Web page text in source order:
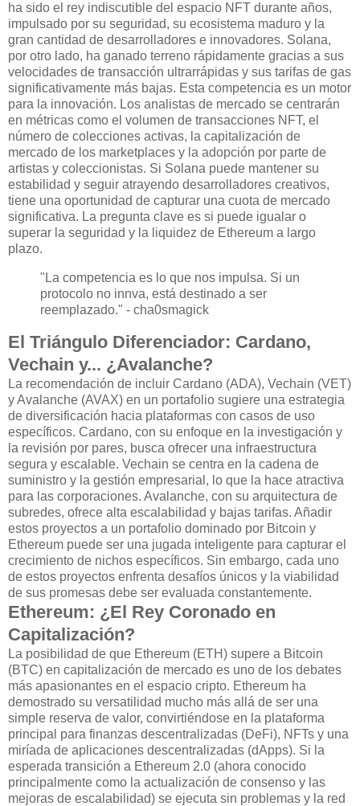
ha sido el rey indiscutible del espacio NFT durante años,
impulsado por su seguridad, su ecosistema maduro y la
gran cantidad de desarrolladores e innovadores. Solana,
por otro lado, ha ganado terreno rápidamente gracias a sus
velocidades de transacción ultrarrápidas y sus tarifas de gas
significativamente más bajas. Esta competencia es un motor
para la innovación. Los analistas de mercado se centrarán
en métricas como el volumen de transacciones NFT, el
número de colecciones activas, la capitalización de
mercado de los marketplaces y la adopción por parte de
artistas y coleccionistas. Si Solana puede mantener su
estabilidad y seguir atrayendo desarrolladores creativos,
tiene una oportunidad de capturar una cuota de mercado
significativa. La pregunta clave es si puede igualar o
superar la seguridad y la liquidez de Ethereum a largo
plazo.
"La competencia es lo que nos impulsa. Si un
protocolo no innva, está destinado a ser
reemplazado." - cha0smagick
El Triángulo Diferenciador: Cardano,
Vechain y... ¿Avalanche?
La recomendación de incluir Cardano (ADA), Vechain (VET)
y Avalanche (AVAX) en un portafolio sugiere una estrategia
de diversificación hacia plataformas con casos de uso
específicos. Cardano, con su enfoque en la investigación y
la revisión por pares, busca ofrecer una infraestructura
segura y escalable. Vechain se centra en la cadena de
suministro y la gestión empresarial, lo que la hace atractiva
para las corporaciones. Avalanche, con su arquitectura de
subredes, ofrece alta escalabilidad y bajas tarifas. Añadir
estos proyectos a un portafolio dominado por Bitcoin y
Ethereum puede ser una jugada inteligente para capturar el
crecimiento de nichos específicos. Sin embargo, cada uno
de estos proyectos enfrenta desafíos únicos y la viabilidad
de sus promesas debe ser evaluada constantemente.
Ethereum: ¿El Rey Coronado en
Capitalización?
La posibilidad de que Ethereum (ETH) supere a Bitcoin
(BTC) en capitalización de mercado es uno de los debates
más apasionantes en el espacio cripto. Ethereum ha
demostrado su versatilidad mucho más allá de ser una
simple reserva de valor, convirtiéndose en la plataforma
principal para finanzas descentralizadas (DeFi), NFTs y una
miríada de aplicaciones descentralizadas (dApps). Si la
esperada transición a Ethereum 2.0 (ahora conocido
principalmente como la actualización de consenso y las
mejoras de escalabilidad) se ejecuta sin problemas y la red